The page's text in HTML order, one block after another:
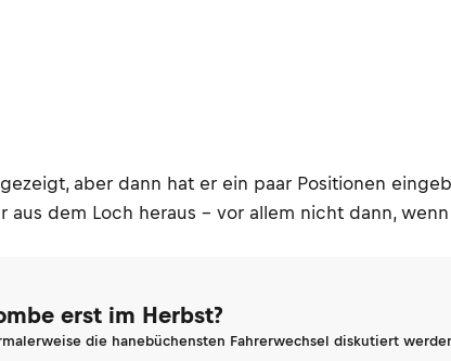
aber dann hat er ein paar Positionen
dem Loch heraus – vor allem nicht dann,
erst im Herbst?
die hanebüchensten Fahrerwechsel diskutiert